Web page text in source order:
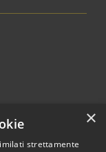
×
strettamente